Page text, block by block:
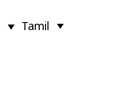
Tamil